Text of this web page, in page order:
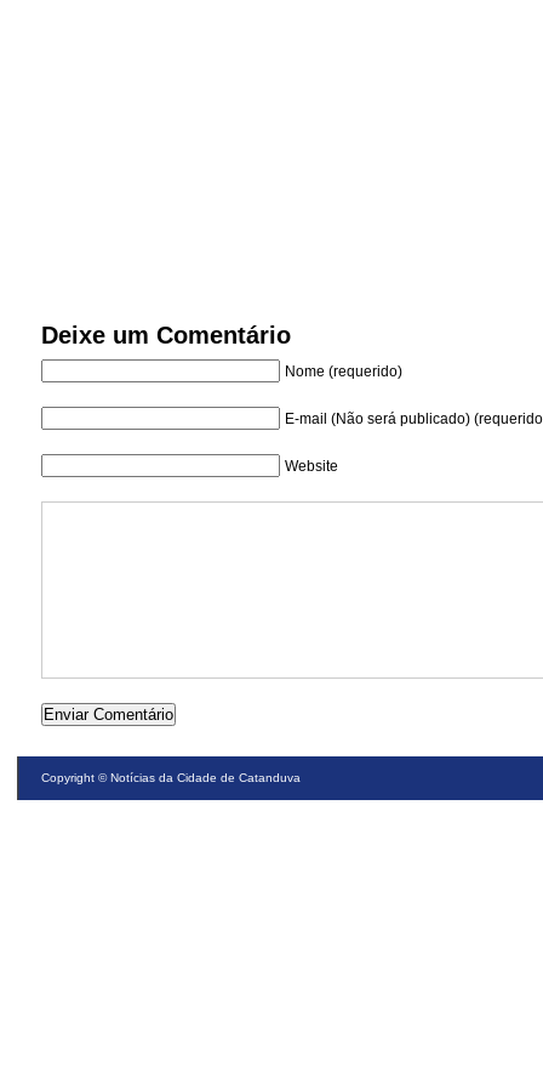
Deixe um Comentário
Nome (requerido)
E-mail (Não será publicado)
Website
Copyright ©Notícias da Cidade de Catanduva